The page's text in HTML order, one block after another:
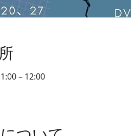
– 12:00